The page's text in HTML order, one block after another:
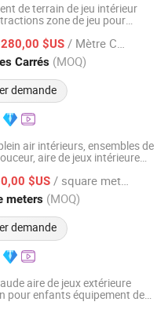
de terrain de jeu intérieur
zone de jeu pour
$US / Mètre Carré
Carrés (MOQ)
demande
Co., Ltd.
2014
air intérieurs, ensembles de
aire de jeux intérieure
intérieur, équipements de jeu
pour enfants
$US / square meters
meters (MOQ)
demande
Co., Ltd.
2025
aire de jeux extérieure
pour enfants équipement de